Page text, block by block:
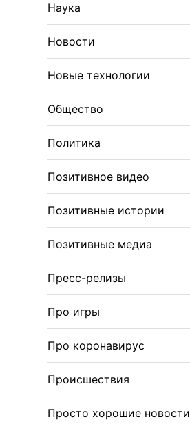
Наука
Новости
Новые технологии
Общество
Политика
Позитивное видео
Позитивные истории
Позитивные медиа
Пресс-релизы
Про игры
Про коронавирус
Происшествия
Просто хорошие новости